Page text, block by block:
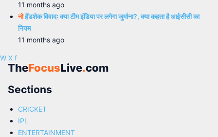
11 months ago
नोहैंडशेक विवादः क्या टीम इंडिया पर लगेगा जुर्माना?, क्या कहता है आईसीसी का
नियम
11 months ago
W X f
TheFocusLive.com
Sections
CRICKET
IPL
ENTERTAINMENT